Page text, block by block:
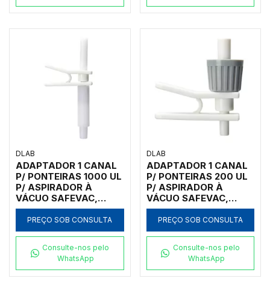
DLAB
ADAPTADOR 1 CANAL
P/ PONTEIRAS 1000 UL
P/ ASPIRADOR À
VÁCUO SAFEVAC,
ECOVAC E SMARTVAC
PREÇO SOB CONSULTA
Consulte-nos pelo
WhatsApp
DLAB
ADAPTADOR 1 CANAL
P/ PONTEIRAS 200 UL
P/ ASPIRADOR À
VÁCUO SAFEVAC,
ECOVAC E SMARTVAC
PREÇO SOB CONSULTA
Consulte-nos pelo
WhatsApp